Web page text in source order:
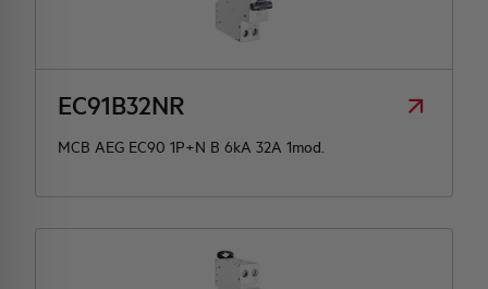
EC91B32NR
MCB AEG EC90 1P+N B 6kA 32A 1mod.